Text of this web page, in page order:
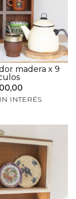
madera x 9
INTERÉS